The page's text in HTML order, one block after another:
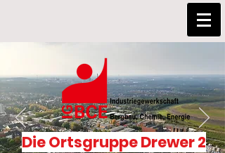
Die Ortsgruppe Drewer 2